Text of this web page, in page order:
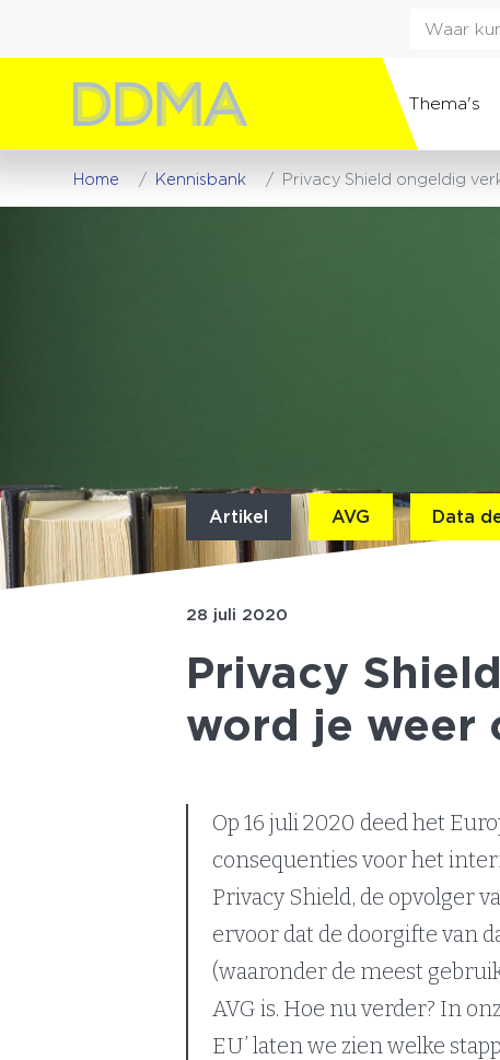
Thema's
Home Kennisbank Privacy Shield ongeldig
Artikel AVG Data
28 juli 2020
Privacy
word je weer
Op 16 juli 2020 deed het
consequenties voor het
Privacy Shield, de opvolger
ervoor dat de doorgifte van
(waaronder de meest
AVG is. Hoe nu verder? In
EU’ laten we zien welke